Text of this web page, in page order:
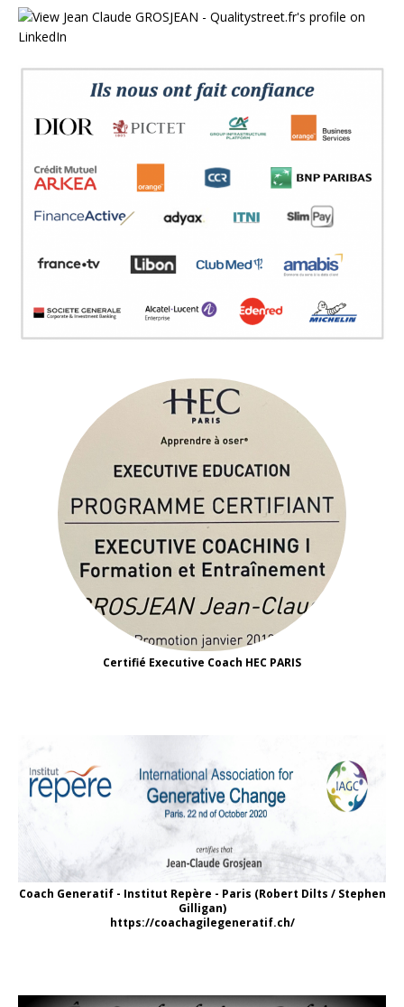
Certifié Executive Coach HEC PARIS
Coach Generatif - Institut Repère - Paris (Robert Dilts / Stephen
Gilligan)
https://coachagilegeneratif.ch/